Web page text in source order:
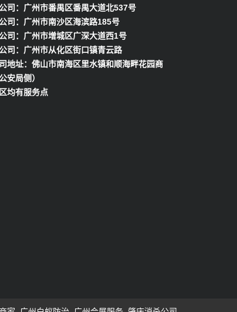
司：广州市番禺区番禺大道北537号
司：广州市南沙区海滨路185号
司：广州市增城区广深大道西1号
司：广州市从化区街口镇青云路
地址：佛山市南海区里水镇和顺海畔花园商
安局侧）
均有服务点